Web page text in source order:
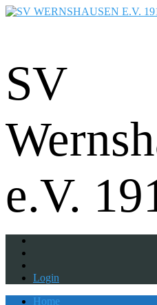
SV
e.V.
Login
Home